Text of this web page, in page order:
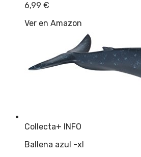
6,99 €
Ver en Amazon
Collecta+ INFO
Ballena azul -xl